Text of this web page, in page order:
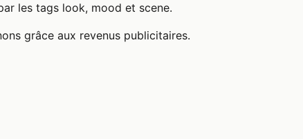
les tags look, mood et scene.
grâce aux revenus publicitaires.